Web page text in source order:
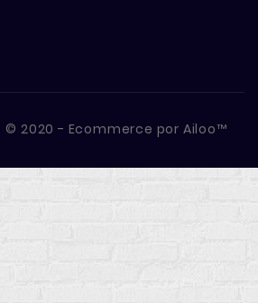
© 2020 - Ecommerce por Ailoo™